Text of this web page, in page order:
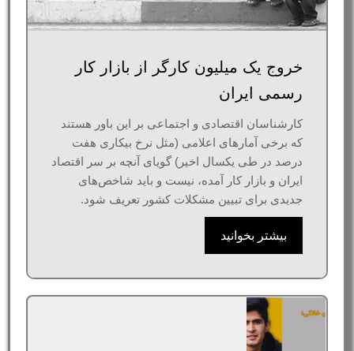
خروج یک میلیون کارگر از بازار کار
رسمی ایران
کارشناسان اقتصادی و اجتماعی بر این باور هستند
که برخی آمارهای اعلامی (مثل نرخ بیکاری هفت
درصد در طی یکسال اخیر) گویای آنچه بر سر اقتصاد
ایران و بازار کار آمده، نیست و باید شاخص‌های
جدیدی برای تبیین مشکلات کشور تعریف شود.
بیشتر بخوانید